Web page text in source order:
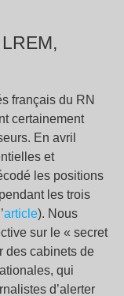
français du RN
certainement
En avril
et
les positions
les trois
article). Nous
sur le « secret
des cabinets de
qui
d’alerter